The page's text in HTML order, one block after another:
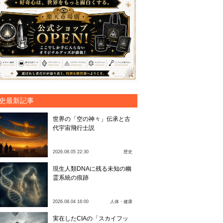
最新記事
世界の「空の神々」伝承と古
代宇宙飛行士説
2026.08.05 22:30 歴史
現生人類DNAに残る未知の幽
霊系統の痕跡
2026.08.04 16:00 人体・健康
実在したCIAの「スカイフッ